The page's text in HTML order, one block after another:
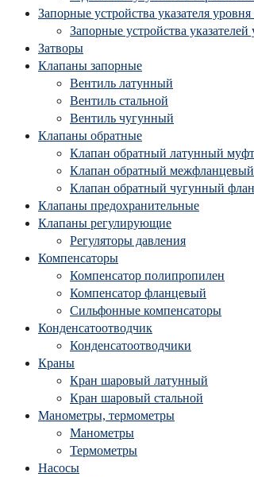
Запорные устройства указателя
Запорные устройства указателей
Затворы
Клапаны запорные
Вентиль латунный
Вентиль стальной
Вентиль чугунный
Клапаны обратные
Клапан обратный латунный
Клапан обратный межфланцевый
Клапан обратный чугунный
Клапаны предохранительные
Клапаны регулирующие
Регуляторы давления
Компенсаторы
Компенсатор полипропилен
Компенсатор фланцевый
Сильфонные компенсаторы
Конденсатоотводчик
Конденсатоотводчики
Краны
Кран шаровый латунный
Кран шаровый стальной
Манометры, термометры
Манометры
Термометры
Насосы